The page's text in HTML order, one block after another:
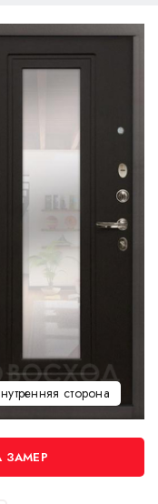
сторона
ЗАМЕР